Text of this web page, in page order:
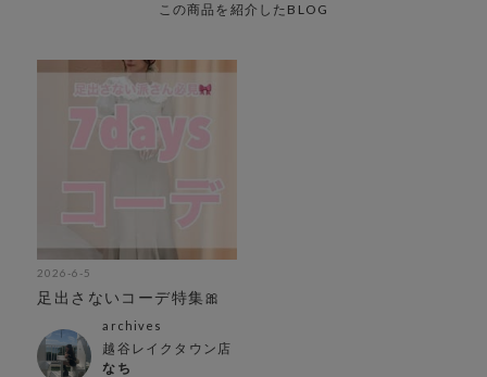
この商品を紹介したBLOG
2026-6-5
足出さないコーデ特集🎀
archives
越谷レイクタウン店
なち